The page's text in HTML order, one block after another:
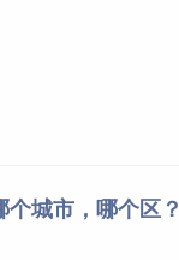
城市，哪个区？